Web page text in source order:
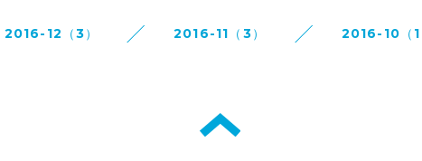
2016-12（3） 2016-11（3） 2016-10（1